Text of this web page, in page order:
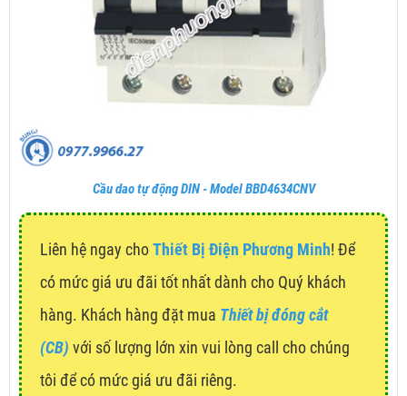
Cầu dao tự động DIN - Model BBD4634CNV
Liên hệ ngay choThiết Bị Điện Phương Minh! Để
có mức giá ưu đãi tốt nhất dành cho Quý khách
hàng. Khách hàng đặt mua Thiết bị đóng cắt
(CB) với số lượng lớn xin vui lòng call cho chúng
tôi để có mức giá ưu đãi riêng.